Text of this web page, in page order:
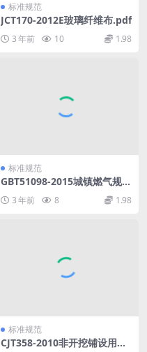
标准规范
JCT170-2012E玻璃纤维布.pdf
3 年前 10 1.98
标准规范
GBT51098-2015城镇燃气规划
3 年前 8 1.98
标准规范
CJT358-2010非开挖铺设用高